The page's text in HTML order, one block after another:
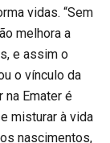
vidas. “Sem
melhora a
e assim o
o vínculo da
na Emater é
misturar à vida
nascimentos,